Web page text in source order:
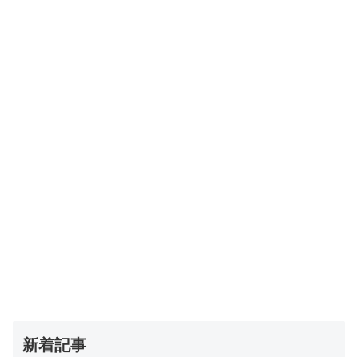
新着記事